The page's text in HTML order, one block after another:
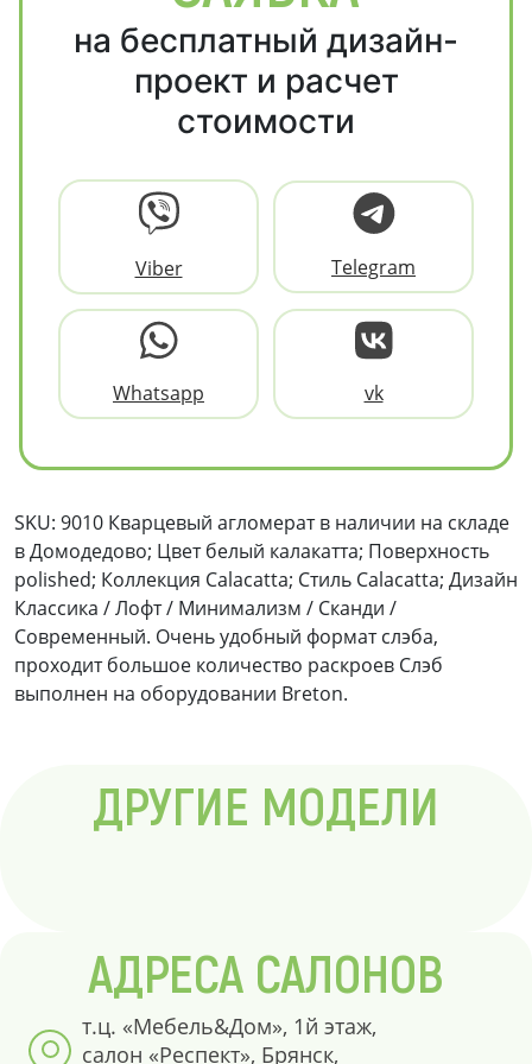
на бесплатный дизайн-
проект и расчет
стоимости
Viber Telegram
Whatsapp vk
SKU: 9010 Кварцевый агломерат в наличии на складе
в Домодедово; Цвет белый калакатта; Поверхность
polished; Коллекция Calacatta; Стиль Calacatta; Дизайн
Классика / Лофт / Минимализм / Сканди /
Современный. Очень удобный формат слэба,
проходит большое количество раскроев Слэб
выполнен на оборудовании Breton.
ДРУГИЕ МОДЕЛИ
АДРЕСА САЛОНОВ
т.ц. «Мебель&Дом», 1й этаж,
салон «Респект», Брянск,